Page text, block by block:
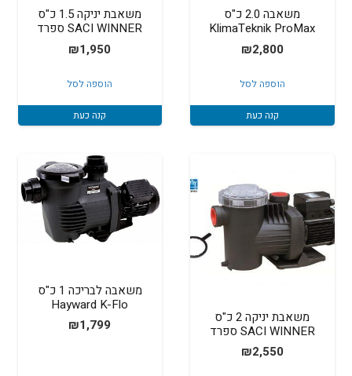
משאבה 2.0 כ"ס
KlimaTeknik ProMax
₪2,800
הוספה לסל
קנה כעת
משאבת יניקה 1.5 כ"ס
SACI WINNER ספרד
₪1,950
הוספה לסל
קנה כעת
משאבת יניקה 2 כ"ס
SACI WINNER ספרד
₪2,550
משאבה לבריכה 1 כ"ס
Hayward K-Flo
₪1,799